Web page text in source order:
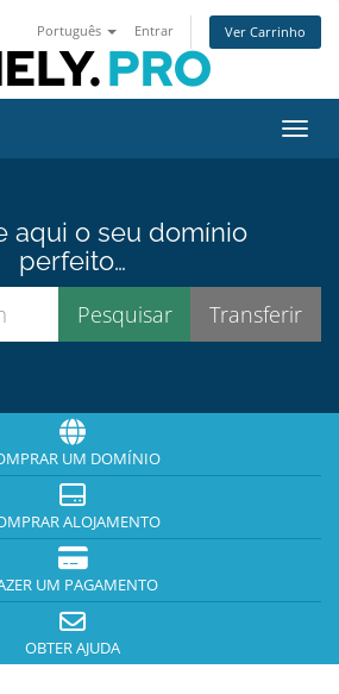
Português Entrar Ver Carrinho
aqui o seu domínio
perfeito…
UM DOMÍNIO
ALOJAMENTO
UM PAGAMENTO
OBTER AJUDA